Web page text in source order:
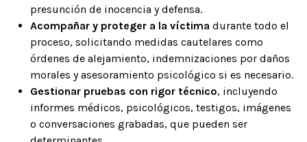
presunción de inocencia y defensa.
Acompañar y proteger a la víctima durante todo el
proceso, solicitando medidas cautelares como
órdenes de alejamiento, indemnizaciones por daños
morales y asesoramiento psicológico si es necesario.
Gestionar pruebas con rigor técnico, incluyendo
informes médicos, psicológicos, testigos, imágenes
o conversaciones grabadas, que pueden ser